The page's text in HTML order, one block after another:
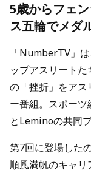
5歳からフェ
ス五輪でメダ
「NumberTV」
ップアスリート
の「挫折」をアス
ー番組。スポー
とLeminoの共同
第7回に登場した
順風満帆のキャリ